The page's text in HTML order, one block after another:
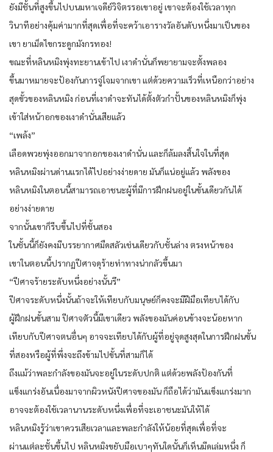
ยังมีชั้นที่สูงขึ้นไปบนมหาเจดีย์วิจิตรรอเขาอยู่ เขาจะต้องใช้เวลาทุก
วินาทีอย่างคุ้มค่ามากที่สุดเพื่อที่จะคว้าเอารางวัลอันดับหนึ่งมาเป็นของ
เขา ยาเม็ดไขกระดูกมังกรทอง!
ขณะที่หลินหมิงพุ่งทะยานเข้าไป เงาดำนั่นก็พยายามจะตั้งพลอง
ขึ้นมาหมายจะป้องกันการจู่โจมจากเขา แต่ด้วยความเร็วที่เหนือกว่าอย่าง
สุดขั้วของหลินหมิง ก่อนที่เงาดำจะทันได้ตั้งตัวกำปั้นของหลินหมิงก็พุ่ง
เข้าใส่หน้าอกของเงาดำนั่นเสียแล้ว
“เพล้ง”
เลือดพวยพุ่งออกมาจากอกของเงาดำนั่น และก็ล้มลงสิ้นใจในที่สุด
หลินหมิงผ่านด่านแรกได้ไปอย่างง่ายดาย มันก็แน่อยู่แล้ว พลังของ
หลินหมิงในตอนนี้สามารถเอาชนะผู้ที่มีการฝึกฝนอยู่ในขั้นเดียวกันได้
อย่างง่ายดาย
จากนั้นเขาก็รีบขึ้นไปที่ชั้นสอง
ในชั้นนี้ก็ยังคงมีบรรยากาศมืดสลัวเช่นเดียวกับชั้นล่าง ตรงหน้าของ
เขาในตอนนี้ปรากฏปีศาจดุร้ายท่าทางน่ากลัวขึ้นมา
“ปีศาจร้ายระดับหนึ่งอย่างนั้นรึ”
ปีศาจระดับหนึ่งนั้นถ้าจะให้เทียบกับมนุษย์ก็คงจะมีฝีมือเทียบได้กับ
ผู้ฝึกฝนขั้นสาม ปีศาจตัวนี้มีเขาเดียว พลังของมันค่อนข้างจะน้อยหาก
เทียบกับปีศาจตนอื่นๆ อาจจะเทียบได้กับผู้ที่อยู่จุดสูงสุดในการฝึกฝนขั้น
ที่สองหรือผู้ที่พึ่งจะถึงข้ามไปขั้นที่สามก็ได้
ถึงแม้ว่าพละกำลังของมันจะอยู่ในระดับปกติ แต่ด้วยพลังป้องกันที่
แข็งแกร่งอันเนื่องมาจากผิวหนังปีศาจของมัน ก็ถือได้ว่ามันแข็งแกร่งมาก
อาจจะต้องใช้เวลานานระดับหนึ่งเพื่อที่จะเอาชนะมันให้ได้
หลินหมิงรู้ว่าเขาควรเสียเวลาและพละกำลังให้น้อยที่สุดเพื่อที่จะ
ผ่านแต่ละชั้นขึ้นไป หลินหมิงขยับมือเบาๆทันใดนั้นก็เห็นมีดเล่มหนึ่ง ก็